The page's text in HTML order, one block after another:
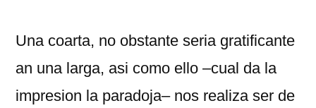
Una coarta, no obstante seri­a gratificante
an una larga, asi­ como ello –cual da la
impresion la paradoja– nos realiza ser de